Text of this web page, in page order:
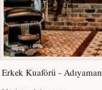
Erkek Kuaförü - Adıyaman